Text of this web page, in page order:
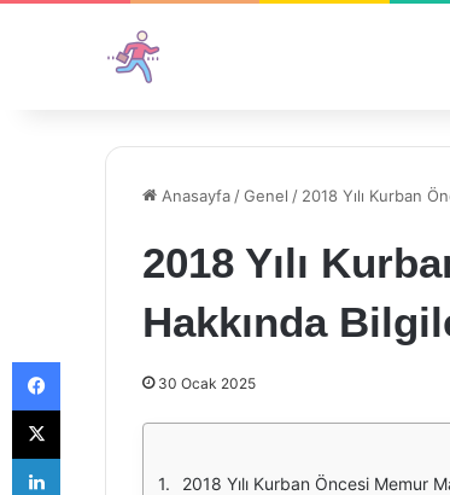
Anasayfa /Genel / 2018 Yılı Kurban
2018 Yılı
Hakkında
30 Ocak 2025
2018 Yılı Kurban Öncesi Memur
Facebook
X
LinkedIn